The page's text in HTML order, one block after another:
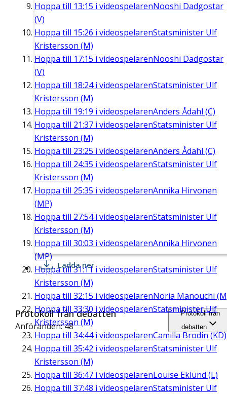
Hoppa till 13:15 i videospelarenNooshi Dadgostar
(V)
Hoppa till 15:26 i videospelarenStatsminister Ulf
Kristersson (M)
Hoppa till 17:15 i videospelarenNooshi Dadgostar
(V)
Hoppa till 18:24i videospelarenStatsminister Ulf
Kristersson (M)
Hoppa till 19:19 i videospelarenAnders Ådahl (C)
Hoppa till 21:37 i videospelarenStatsminister Ulf
Kristersson (M)
Hoppa till 23:25 i videospelarenAnders Ådahl (C)
Hoppa till 24:35 i videospelarenStatsminister Ulf
Kristersson (M)
Hoppa till 25:35 i videospelarenAnnika Hirvonen
(MP)
Hoppa till 27:54i videospelarenStatsminister Ulf
Kristersson (M)
Hoppa till 30:03 i videospelarenAnnika Hirvonen
(MP)
Hoppa till31:11 i videospelarenStatsminister Ulf
Kristersson (M)
Hoppa till 32:15 i videospelarenNoria Manouchi
Hoppa till 33:30 i videospelarenStatsminister Ulf
Kristersson (M)
Hoppa till 34:44i videospelarenCamilla Brodin (KD)
Hoppa till 35:42 i videospelarenStatsminister Ulf
Kristersson (M)
Hoppa till 36:47 i videospelarenLouise Eklund (L)
Hoppa till 37:48 i videospelarenStatsminister Ulf
Ladda ner
Protokoll från debatten
Anföranden: 48
Protokoll från
debatten